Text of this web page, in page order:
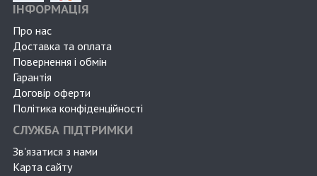
ІНФОРМАЦІЯ
Про нас
Доставка та оплата
Повернення і обмін
Гарантія
Договір оферти
Політика конфіденційності
СЛУЖБА ПІДТРИМКИ
Зв'язатися з нами
Карта сайту